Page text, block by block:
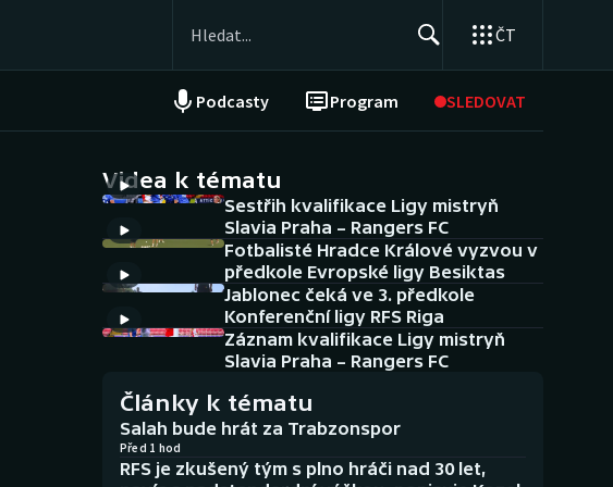
ČT
Podcasty Program SLEDOVAT
NEPŘEHLÉDNĚTE
Historické návraty
Aplikace ČT sport
AZ kvíz
Videa k tématu
Sestřih kvalifikace Ligy mistryň
Slavia Praha – Rangers FC
Fotbalisté Hradce Králové vyzvou v
předkole Evropské ligy Besiktas
Jablonec čeká ve 3. předkole
Konferenční ligy RFS Riga
Záznam kvalifikace Ligy mistryň
Slavia Praha – Rangers FC
Články k tématu
Salah bude hrát za Trabzonspor
Před 1 hod
RFS je zkušený tým s plno hráči nad 30 let,